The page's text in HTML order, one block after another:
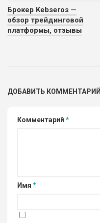
Брокер Kebseros —
обзор трейдинговой
платформы, отзывы
ДОБАВИТЬ КОММЕНТАРИЙ
Комментарий *
Имя *